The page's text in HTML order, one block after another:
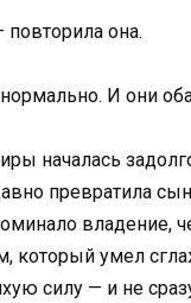
она.
И они
началась
превратила
который умел
силу — и не